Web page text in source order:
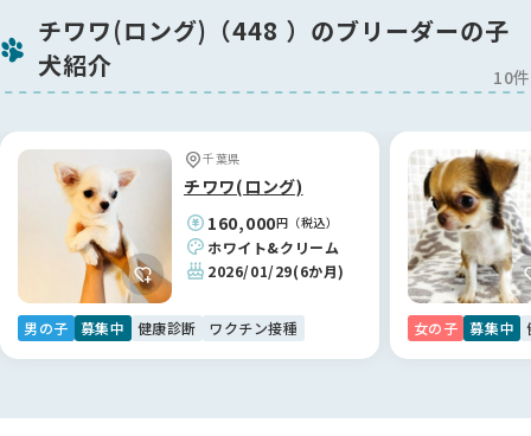
⚠️先住犬がいらっしゃる方は双方の感染防止の為、当犬舎内に
は連れて入れませんので、ご自宅でお留守番をお願いしており
ます。
さい。
🍀🍀素敵なご縁となります様に🍀🍀
チワワ(ロング)（448 ）のブリーダーの子
犬紹介
10件
千葉県
チワワ(ロング)
160,000円（税込）
ホワイト&クリーム
2026/01/29(6か月)
男の子 募集中 健康診断 ワクチン接種 女の子 募集中